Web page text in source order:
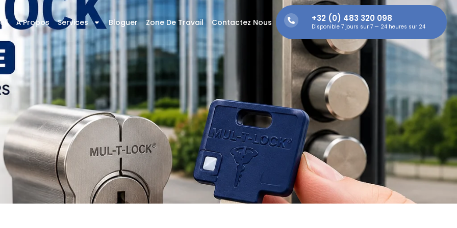
À Propos Services Bloguer Zone De Travail Contactez Nous +32 (0) 483 320 098
Disponible 7 jours sur 7 — 24 heures sur 24